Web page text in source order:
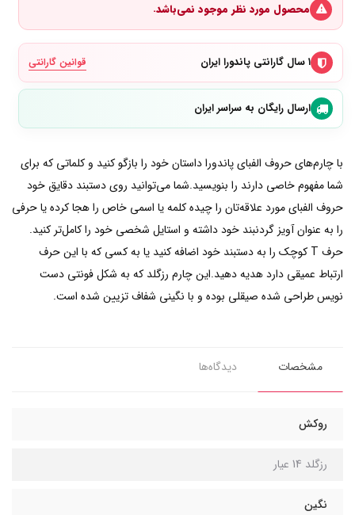
محصول مورد نظر موجود نمی‌باشد.
۱ سال گارانتی پاندورا ایران قوانین گارانتی
ارسال رایگان به سراسر ایران
با چارم‌های حروف الفبای پاندورا داستان خود را بازگو کنید و کلماتی که برای
شما مفهوم خاصی دارند را بنویسید.شما می‌توانید روی دستبند دقایق خود
حروف الفبای مورد علاقه‌تان را چیده کلمه یا اسمی خاص را هجا کرده یا حرفی
را به عنوان آویز گردنبند خود داشته و استایل شخصی خود را کامل‌تر کنید.
حرف T کوچک را به دستبند خود اضافه کنید یا به کسی که با این حرف
ارتباط عمیقی دارد هدیه دهید.این چارم رزگلد که به شکل فونتی دست
نویس طراحی شده صیقلی بوده و با نگینی شفاف تزیین شده است.
مشخصات دیدگاه‌ها
روکش
رزگلد 14 عیار
نگین